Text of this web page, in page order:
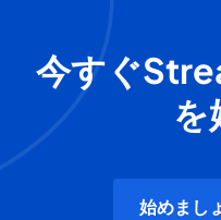
今すぐ
を
始めまし